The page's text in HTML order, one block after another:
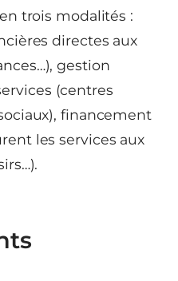
trois modalités :
directes aux
gestion
(centres
financement
les services aux